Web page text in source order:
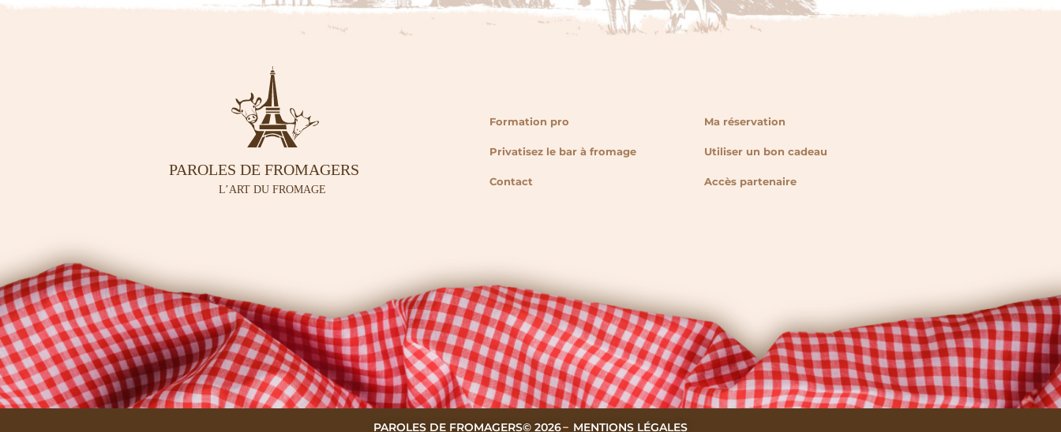
Formation pro
Privatisez le bar à fromage
Contact
Ma réservation
Utiliser un bon cadeau
Accès partenaire
PAROLES DE FROMAGERS© 2026 MENTIONS LÉGALES